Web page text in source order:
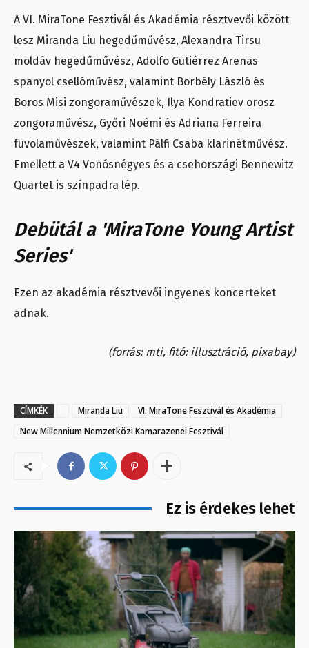
A VI. MiraTone Fesztivál és Akadémia résztvevői között
lesz Miranda Liu hegedűművész, Alexandra Tirsu
moldáv hegedűművész, Adolfo Gutiérrez Arenas
spanyol csellóművész, valamint Borbély László és
Boros Misi zongoraművészek, Ilya Kondratiev orosz
zongoraművész, Győri Noémi és Adriana Ferreira
fuvolaművészek, valamint Pálfi Csaba klarinétművész.
Emellett a V4 Vonósnégyes és a csehországi Bennewitz
Quartet is színpadra lép.
Debütál a 'MiraTone Young Artist
Series'
Ezen az akadémia résztvevői ingyenes koncerteket
adnak.
(forrás: mti, fitó: illusztráció, pixabay)
CÍMKÉK Miranda Liu
VI. MiraTone Fesztivál és Akadémia
New Millennium Nemzetközi Kamarazenei Fesztivál
Ez is érdekes lehet